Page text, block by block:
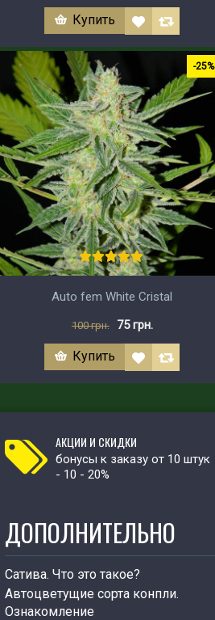
Купить
-25%
Auto fem White Cristal
100 грн. 75 грн.
Купить
АКЦИИ И СКИДКИ
бонусы к заказу от 10 штук
- 10 - 20%
ДОПОЛНИТЕЛЬНО
Сатива. Что это такое?
Автоцветущие сорта конпли.
Ознакомление